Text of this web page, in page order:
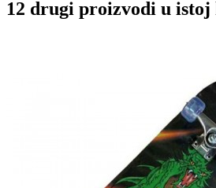
12 drugi proizvodi u